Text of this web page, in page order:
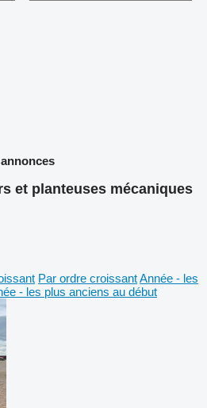
et planteuses mécaniques
Par ordre croissantAnnée - les
- les plus anciens au début